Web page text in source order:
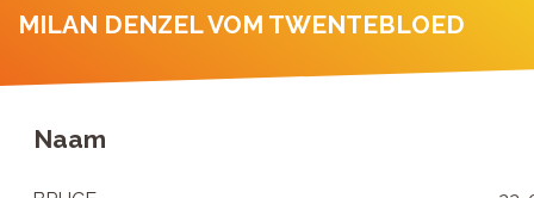
MILAN DENZEL VOM TWENTEBLOED
Naam